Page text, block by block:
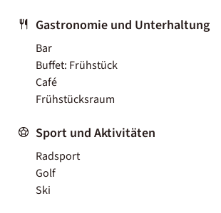
Gastronomie und Unterhaltung
Bar
Buffet: Frühstück
Café
Frühstücksraum
Sport und Aktivitäten
Radsport
Golf
Ski